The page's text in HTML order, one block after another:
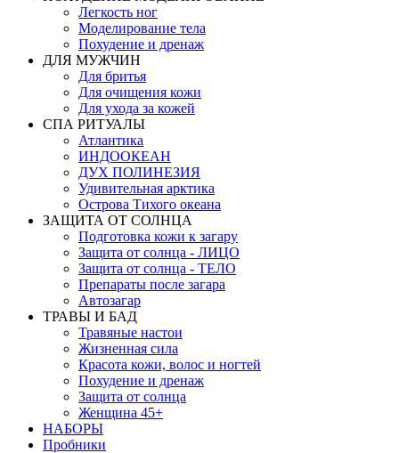
Легкость ног
Моделирование тела
Похудение и дренаж
ДЛЯ МУЖЧИН
Для бритья
Для очищения кожи
Для ухода за кожей
СПА РИТУАЛЫ
Атлантика
ИНДООКЕАН
ДУХ ПОЛИНЕЗИЯ
Удивительная арктика
Острова Тихого океана
ЗАЩИТА ОТ СОЛНЦА
Подготовка кожи к загару
Защита от солнца - ЛИЦО
Защита от солнца - ТЕЛО
Препараты после загара
Автозагар
ТРАВЫ И БАД
Травяные настои
Жизненная сила
Красота кожи, волос и ногтей
Похудение и дренаж
Защита от солнца
Женщина 45+
НАБОРЫ
Пробники